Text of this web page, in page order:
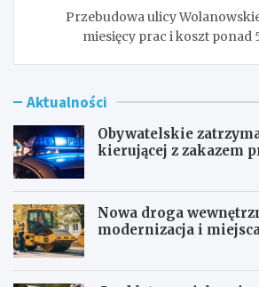
Przebudowa ulicy
miesięcy prac i koszt ponad
Aktualności
Obywatelskie
kierującej z zakazem
Nowa droga
modernizacja i